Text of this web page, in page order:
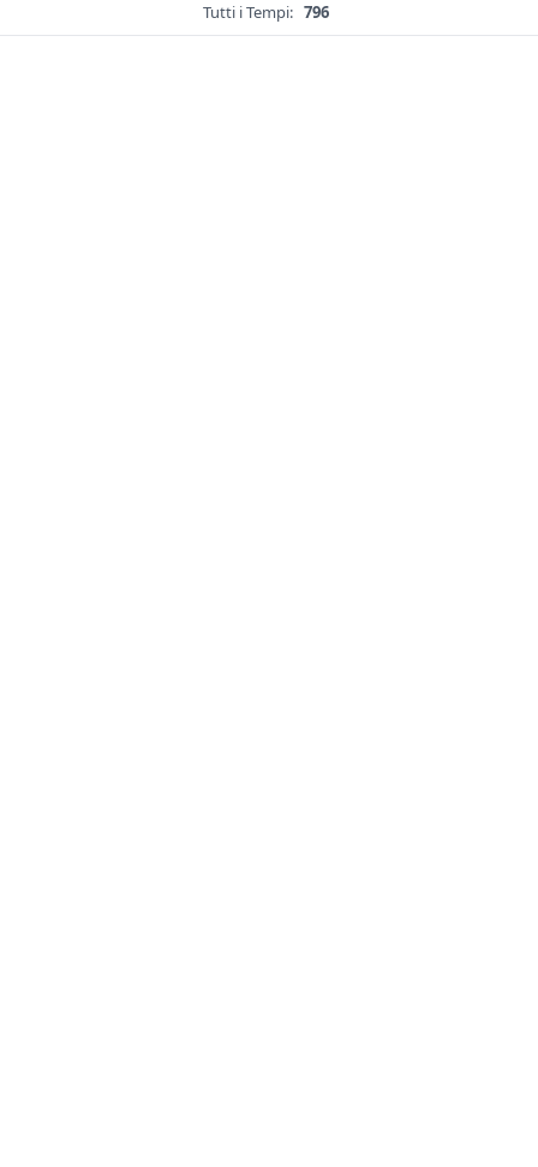
Tutti i Tempi: 796